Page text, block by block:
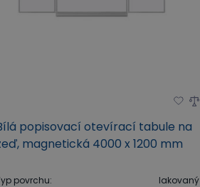
popisovací otevírací tabule na
magnetická 4000 x 1200 mm
povrchu:
lakovaný